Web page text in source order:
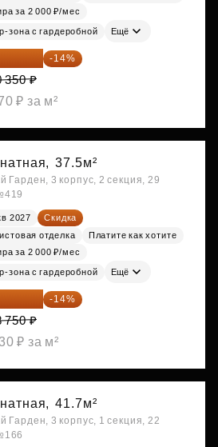
за 2 000 ₽/мес
зона с гардеробной Ещё
101 ₽ -14%
350 ₽
₽ за м²
37.5м²
Гарден, 3 корпус, 2 секция, 29
2027
Скидка
отделка
Платите как хотите
за 2 000 ₽/мес
зона с гардеробной Ещё
125 ₽ -14%
750 ₽
₽ за м²
41.7м²
Гарден, 3 корпус, 1 секция, 22